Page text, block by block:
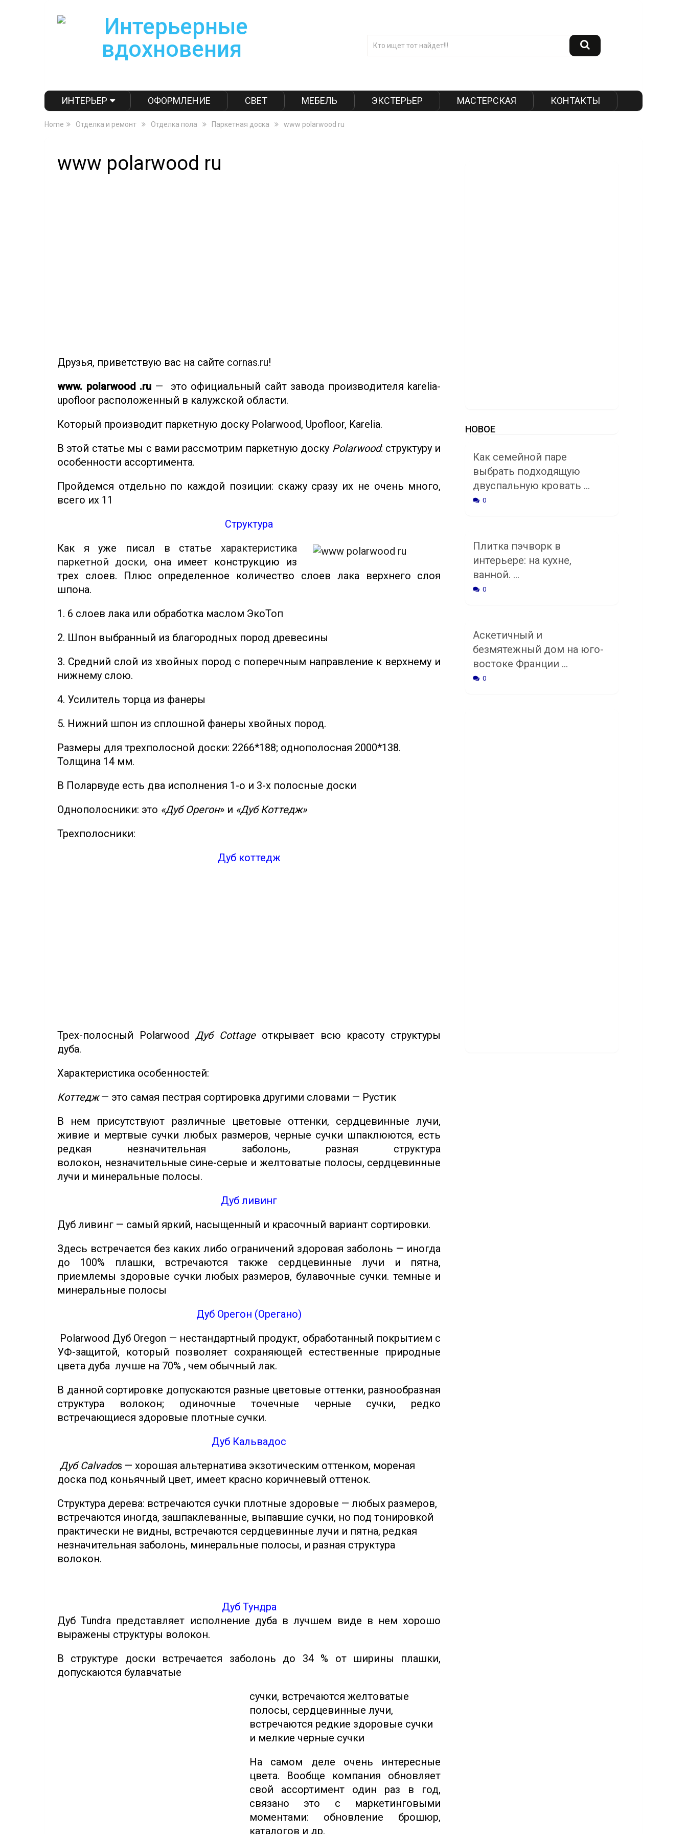
ИНТЕРЬЕР ОФОРМЛЕНИЕ СВЕТ МЕБЕЛЬ ЭКСТЕРЬЕР МАСТЕРСКАЯ КОНТАКТЫ
Home Отделка и ремонт Отделка пола Паркетная доска www polarwood ru
www polarwood ru
Друзья, приветствую вас на сайте cornas.ru!
www. polarwood .ru — это официальный сайт завода производителя karelia-
upofloor расположенный в калужской области.
Который производит паркетную доску Polarwood, Upofloor, Karelia.
В этой статье мы с вами рассмотрим паркетную доску Polarwood: структуру и
особенности ассортимента.
Пройдемся отдельно по каждой позиции: скажу сразу их не очень много,
всего их 11
Структура
Как я уже писал в статье характеристика
паркетной доски, она имеет конструкцию из
трех слоев. Плюс определенное количество слоев лака верхнего слоя
шпона.
1. 6 слоев лака или обработка маслом ЭкоТоп
2. Шпон выбранный из благородных пород древесины
3. Средний слой из хвойных пород с поперечным направление к верхнему и
нижнему слою.
4. Усилитель торца из фанеры
5. Нижний шпон из сплошной фанеры хвойных пород.
Размеры для трехполосной доски: 2266*188; однополосная 2000*138.
Толщина 14 мм.
В Поларвуде есть два исполнения 1-о и 3-х полосные доски
Однополосники: это «Дуб Орегон» и «Дуб Коттедж»
Трехполосники:
Дуб коттедж
Трех-полосный Polarwood Дуб Cottageоткрывает всю красоту структуры
дуба.
Характеристика особенностей:
Коттедж— это самая пестрая сортировка другими словами — Рустик
В нем присутствуют различные цветовые оттенки, сердцевинные лучи,
живие и мертвые сучки любых размеров, черные сучки шпаклюются, есть
редкая незначительная заболонь, разная структура
волокон, незначительные сине-серые и желтоватые полосы, сердцевинные
лучи и минеральные полосы.
Дуб ливинг
Дуб ливинг — самый яркий, насыщенный и красочный вариант сортировки.
Здесь встречается без каких либо ограничений здоровая заболонь — иногда
до 100% плашки, встречаются также сердцевинные лучи и пятна,
приемлемы здоровые сучки любых размеров, булавочные сучки. темные и
минеральные полосы
Дуб Орегон (Орегано)
Polarwood Дуб Oregon — нестандартный продукт, обработанный покрытием с
УФ-защитой, который позволяет сохраняющей естественные природные
цвета дуба лучше на 70% , чем обычный лак.
В данной сортировке допускаются разные цветовые оттенки, разнообразная
структура волокон; одиночные точечные черные сучки, редко
встречающиеся здоровые плотные сучки.
Дуб Кальвадос
Дуб Calvados — хорошая альтернатива экзотическим оттенком, мореная
доска под коньячный цвет, имеет красно коричневый оттенок.
Структура дерева: встречаются сучки плотные здоровые — любых размеров,
встречаются иногда, зашпаклеванные, выпавшие сучки, но под тонировкой
практически не видны, встречаются сердцевинные лучи и пятна, редкая
незначительная заболонь, минеральные полосы, и разная структура
волокон.
Дуб Тундра
Дуб Tundra представляет исполнение дуба в лучшем виде в нем хорошо
выражены структуры волокон.
В структуре доски встречается заболонь до 34 % от ширины плашки,
допускаются булавчатые
сучки, встречаются желтоватые
полосы, сердцевинные лучи,
встречаются редкие здоровые сучки
и мелкие черные сучки
На самом деле очень интересные
цвета. Вообще компания обновляет
свой ассортимент один раз в год,
связано это с маркетинговыми
моментами: обновление брошюр,
каталогов и др.
НОВОЕ
Как семейной паре
выбрать подходящую
двуспальную кровать …
0
Плитка пэчворк в
интерьере: на кухне,
ванной. …
0
Аскетичный и
безмятежный дом на юго-
востоке Франции …
0